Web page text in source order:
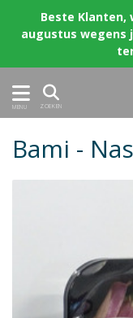
Beste Klanten,
augustus wegens
MENU ZOEKEN
Bami -